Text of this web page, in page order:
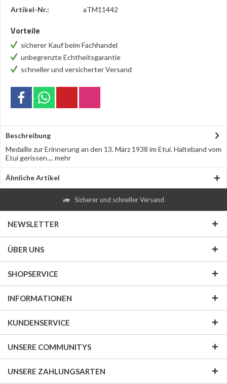
Artikel-Nr.: aTM11442
Vorteile
sicherer Kauf beim Fachhandel
unbegrenzte Echtheitsgarantie
schneller und versicherter Versand
Beschreibung
Medaille zur Erinnerung an den 13. März 1938 im Etui. Halteband vom
Etui gerissen....mehr
Ähnliche Artikel
Sicherer und schneller Versand
NEWSLETTER
ÜBER UNS
SHOPSERVICE
INFORMATIONEN
KUNDENSERVICE
UNSERE COMMUNITYS
UNSERE ZAHLUNGSARTEN